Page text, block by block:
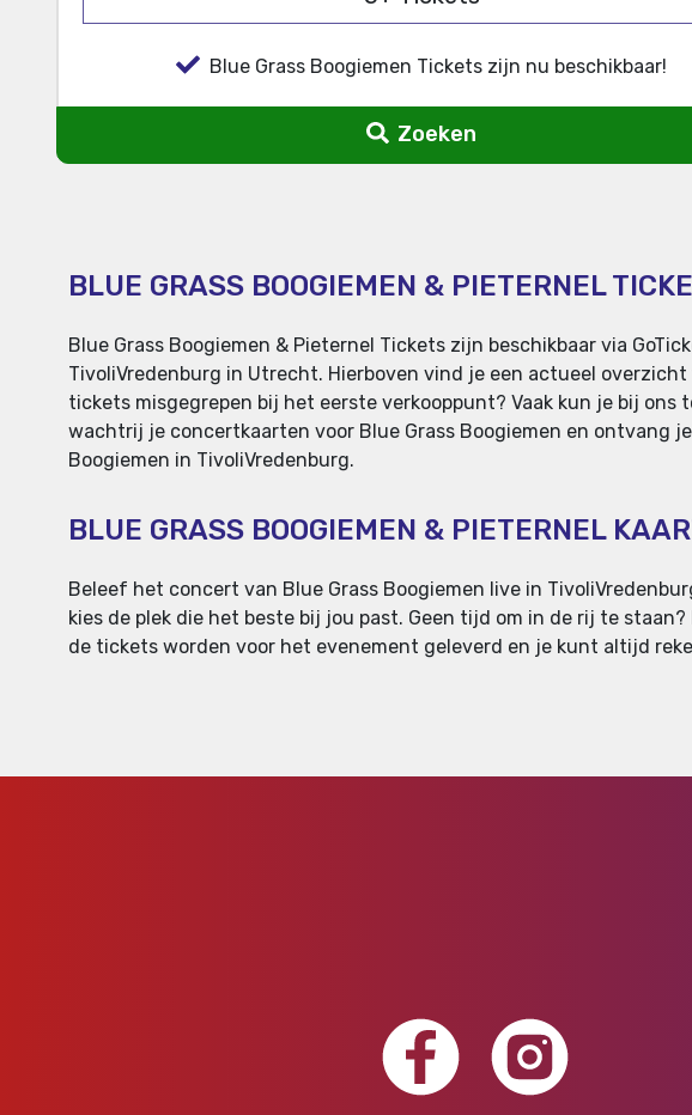
Blue Grass Boogiemen Tickets zijn nu beschikbaar!
Zoeken
BLUE GRASS BOOGIEMEN & PIETERNEL
Blue Grass Boogiemen & Pieternel Tickets zijn beschikbaar via
TivoliVredenburg in Utrecht. Hierboven vind je een actueel
tickets misgegrepen bij het eerste verkooppunt? Vaak kun je bij
wachtrij je concertkaarten voor Blue Grass Boogiemen en ontvang
Boogiemen in TivoliVredenburg.
BLUE GRASS BOOGIEMEN & PIETERNEL
Beleef het concert van Blue Grass Boogiemen live in
kies de plek die het beste bij jou past. Geen tijd om in de rij te
de tickets worden voor het evenement geleverd en je kunt altijd